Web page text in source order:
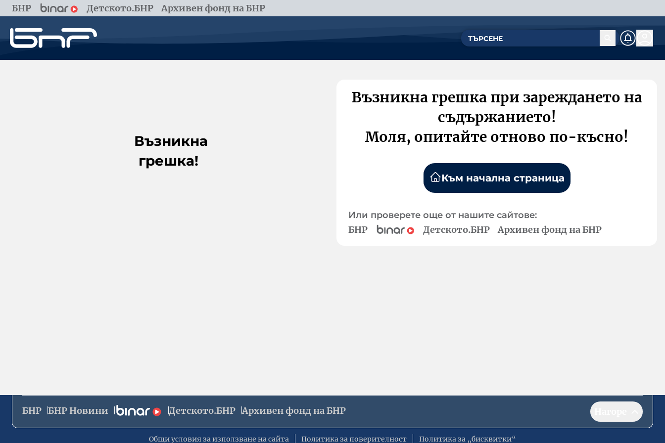
БНР Детското.БНР Архивен фонд на БНР
Възникна
грешка!
Възникна грешка при зареждането на
съдържанието!
Моля, опитайте отново по-късно!
Към начална страница
Или проверете още от нашите сайтове:
БНР Детското.БНР Архивен фонд на БНР
БНР БНР Новини Детското.БНР Архивен фонд на БНР
Общи условия за използване на сайта Политика за поверителност Политика за „бисквитки“